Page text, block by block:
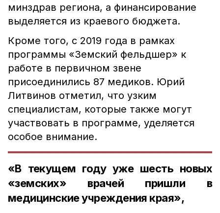
минздрав региона, а финансирование
выделяется из краевого бюджета.
Кроме того, с 2019 года в рамках
программы «Земский фельдшер» к
работе в первичном звене
присоединились 87 медиков. Юрий
Литвинов отметил, что узким
специалистам, которые также могут
участвовать в программе, уделяется
особое внимание.
«В текущем году уже шесть новых
«земских» врачей пришли в
медицинские учреждения края»,